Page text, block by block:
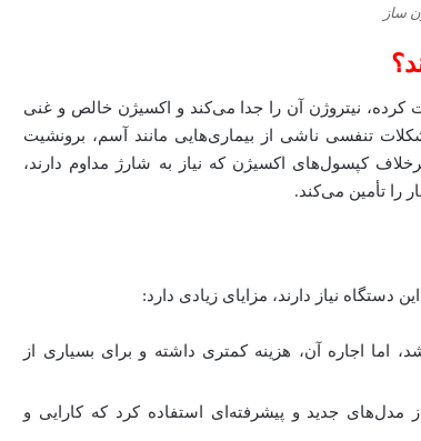
ساز
نیتروژن آن را جدا می‌کند و اکسیژن خالص و غنی
تنفسی ناشی از بیماری‌هایی مانند آسم، برونشیت
کپسول‌های اکسیژن که نیاز به شارژ مداوم دارند،
را تأمین می‌کند.
نیاز دارند، مزایای زیادی دارد:
اما اجاره آن، هزینه کمتری داشته و برای بسیاری از
مدل‌های جدید و پیشرفته‌ای استفاده کرد که کارایی و